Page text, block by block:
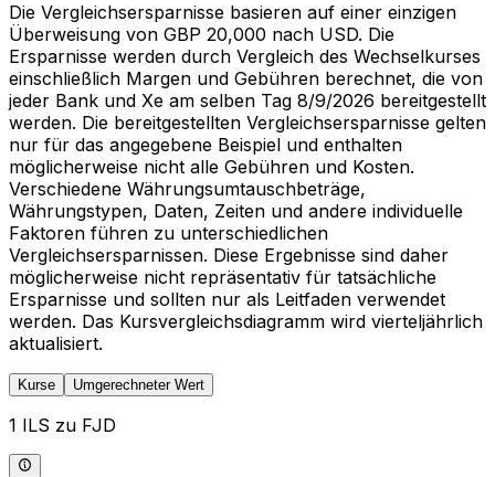
Die Vergleichsersparnisse basieren auf einer einzigen
Überweisung von GBP 20,000 nach USD. Die
Ersparnisse werden durch Vergleich des Wechselkurses
einschließlich Margen und Gebühren berechnet, die von
jeder Bank und Xe am selben Tag 8/9/2026 bereitgestellt
werden. Die bereitgestellten Vergleichsersparnisse gelten
nur für das angegebene Beispiel und enthalten
möglicherweise nicht alle Gebühren und Kosten.
Verschiedene Währungsumtauschbeträge,
Währungstypen, Daten, Zeiten und andere individuelle
Faktoren führen zu unterschiedlichen
Vergleichsersparnissen. Diese Ergebnisse sind daher
möglicherweise nicht repräsentativ für tatsächliche
Ersparnisse und sollten nur als Leitfaden verwendet
werden. Das Kursvergleichsdiagramm wird vierteljährlich
aktualisiert.
Kurse Umgerechneter Wert
1 ILS zu FJD